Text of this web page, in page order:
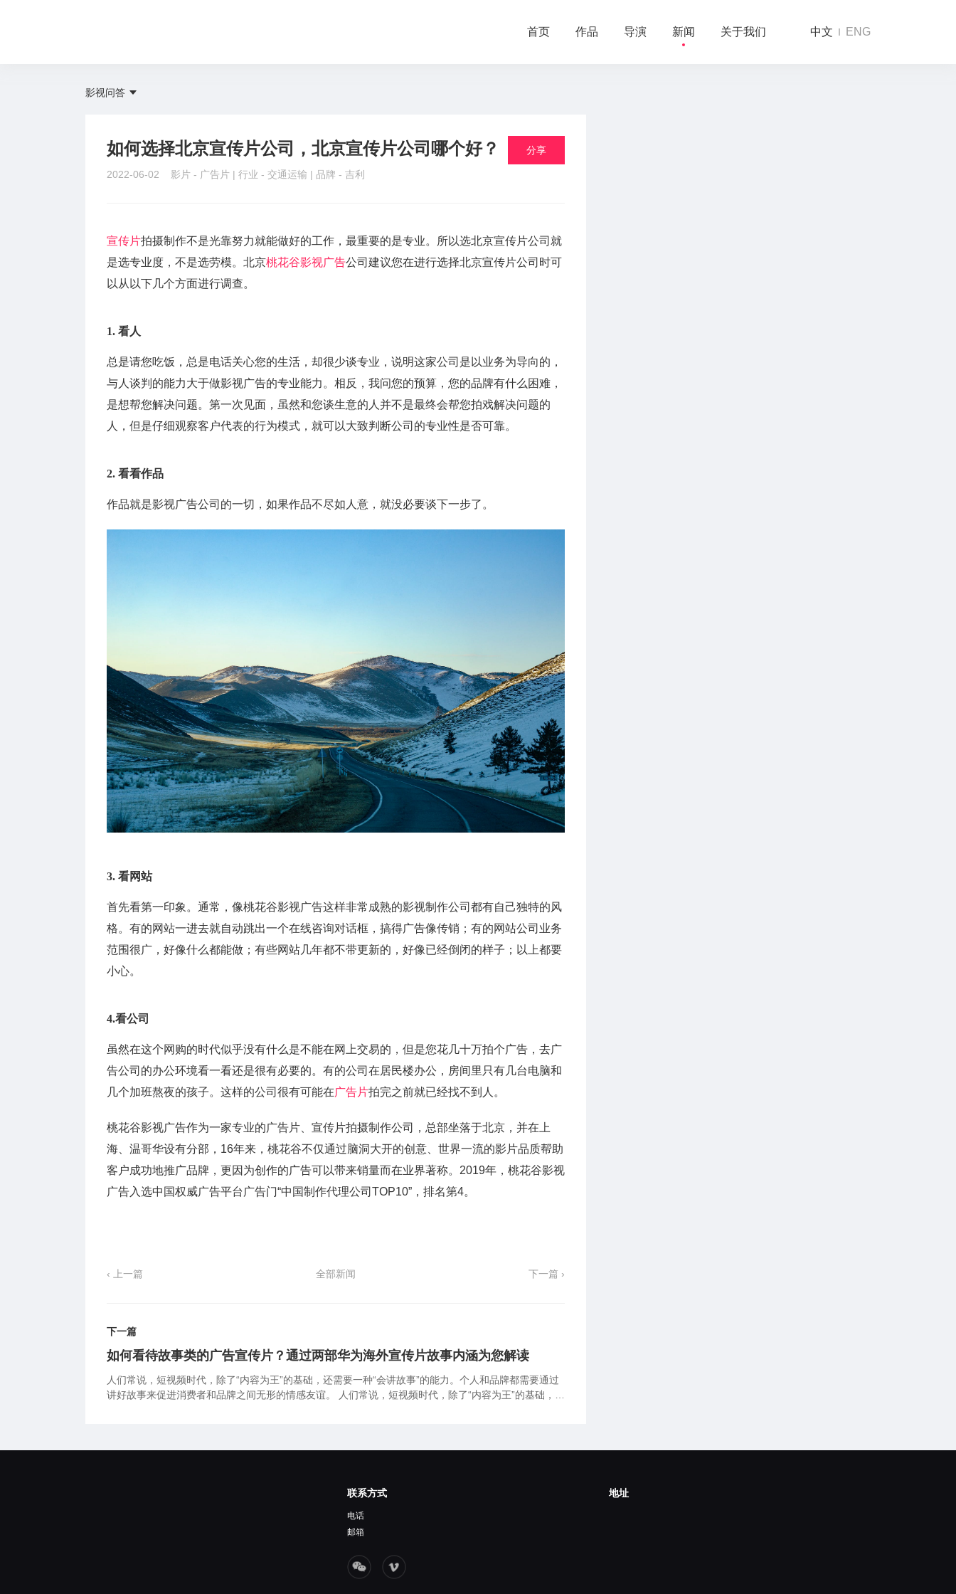
首页 作品 导演 新闻 关于我们 中文 ENG
影视问答
如何选择北京宣传片公司，北京宣传片公司哪个好？
2022-06-02 影片 - 广告片 | 行业 - 交通运输 | 品牌 - 吉利
分享
宣传片拍摄制作不是光靠努力就能做好的工作，最重要的是专业。所以选北京宣传片公司就
是选专业度，不是选劳模。北京桃花谷影视广告公司建议您在进行选择北京宣传片公司时可
以从以下几个方面进行调查。
1. 看人
总是请您吃饭，总是电话关心您的生活，却很少谈专业，说明这家公司是以业务为导向的，
与人谈判的能力大于做影视广告的专业能力。相反，我问您的预算，您的品牌有什么困难，
是想帮您解决问题。第一次见面，虽然和您谈生意的人并不是最终会帮您拍戏解决问题的
人，但是仔细观察客户代表的行为模式，就可以大致判断公司的专业性是否可靠。
2. 看看作品
作品就是影视广告公司的一切，如果作品不尽如人意，就没必要谈下一步了。
3. 看网站
首先看第一印象。通常，像桃花谷影视广告这样非常成熟的影视制作公司都有自己独特的风
格。有的网站一进去就自动跳出一个在线咨询对话框，搞得广告像传销；有的网站公司业务
范围很广，好像什么都能做；有些网站几年都不带更新的，好像已经倒闭的样子；以上都要
小心。
4.看公司
虽然在这个网购的时代似乎没有什么是不能在网上交易的，但是您花几十万拍个广告，去广
告公司的办公环境看一看还是很有必要的。有的公司在居民楼办公，房间里只有几台电脑和
几个加班熬夜的孩子。这样的公司很有可能在广告片拍完之前就已经找不到人。
桃花谷影视广告作为一家专业的广告片、宣传片拍摄制作公司，总部坐落于北京，并在上
海、温哥华设有分部，16年来，桃花谷不仅通过脑洞大开的创意、世界一流的影片品质帮助
客户成功地推广品牌，更因为创作的广告可以带来销量而在业界著称。2019年，桃花谷影视
广告入选中国权威广告平台广告门“中国制作代理公司TOP10”，排名第4。
‹ 上一篇 全部新闻 下一篇 ›
下一篇
如何看待故事类的广告宣传片？通过两部华为海外宣传片故事内涵为您解读
人们常说，短视频时代，除了“内容为王”的基础，还需要一种“会讲故事”的能力。个人和品牌都需要通过
讲好故事来促进消费者和品牌之间无形的情感友谊。 人们常说，短视频时代，除了“内容为王”的基础，还
联系方式
电话
邮箱
地址